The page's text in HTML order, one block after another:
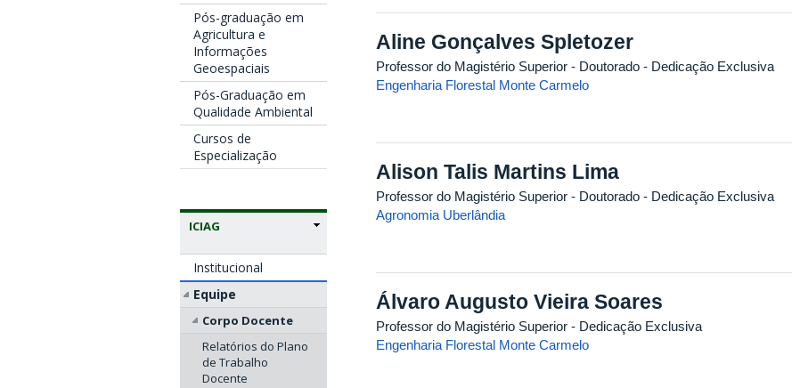
Pós-graduação em
Agricultura e
Informações
Geoespaciais
Pós-Graduação em
Qualidade Ambiental
Cursos de
Especialização
ICIAG
Institucional
Equipe
Corpo Docente
Relatórios do Plano
de Trabalho
Docente
Aline Gonçalves Spletozer
Professor do Magistério Superior - Doutorado - Dedicação Exclusiva
Engenharia Florestal Monte Carmelo
Alison Talis Martins Lima
Professor do Magistério Superior - Doutorado - Dedicação Exclusiva
Agronomia Uberlândia
Álvaro Augusto Vieira Soares
Professor do Magistério Superior - Dedicação Exclusiva
Engenharia Florestal Monte Carmelo